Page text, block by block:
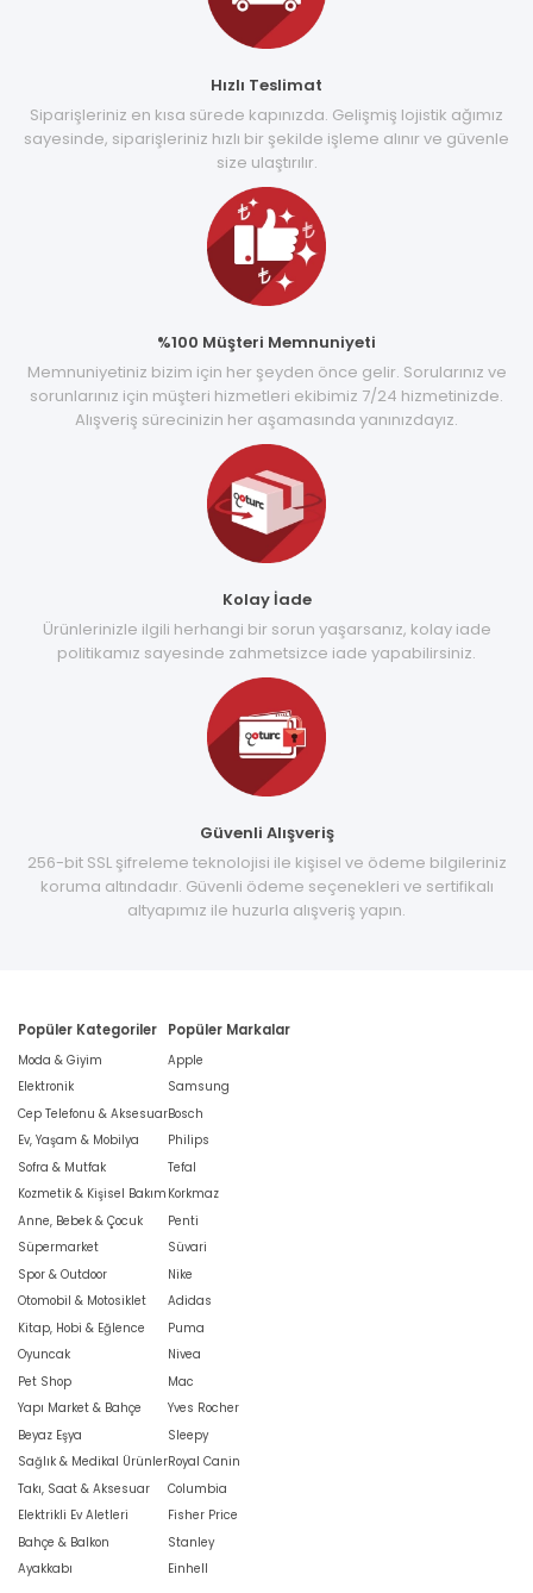
Hızlı Teslimat
Siparişleriniz en kısa sürede kapınızda. Gelişmiş lojistik ağımız
sayesinde, siparişleriniz hızlı bir şekilde işleme alınır ve güvenle
size ulaştırılır.
%100 Müşteri Memnuniyeti
Memnuniyetiniz bizim için her şeyden önce gelir. Sorularınız ve
sorunlarınız için müşteri hizmetleri ekibimiz 7/24 hizmetinizde.
Alışveriş sürecinizin her aşamasında yanınızdayız.
Kolay İade
Ürünlerinizle ilgili herhangi bir sorun yaşarsanız, kolay iade
politikamız sayesinde zahmetsizce iade yapabilirsiniz.
Güvenli Alışveriş
256-bit SSL şifreleme teknolojisi ile kişisel ve ödeme bilgileriniz
koruma altındadır. Güvenli ödeme seçenekleri ve sertifikalı
altyapımız ile huzurla alışveriş yapın.
Popüler Kategoriler
Moda & Giyim
Elektronik
Cep Telefonu & Aksesuar
Ev, Yaşam & Mobilya
Sofra & Mutfak
Kozmetik & Kişisel Bakım
Anne, Bebek & Çocuk
Süpermarket
Spor & Outdoor
Otomobil & Motosiklet
Kitap, Hobi & Eğlence
Oyuncak
Pet Shop
Yapı Market & Bahçe
Beyaz Eşya
Sağlık & Medikal Ürünler
Takı, Saat & Aksesuar
Elektrikli Ev Aletleri
Bahçe & Balkon
Ayakkabı
Popüler Markalar
Apple
Samsung
Bosch
Philips
Tefal
Korkmaz
Penti
Süvari
Nike
Adidas
Puma
Nivea
Mac
Yves Rocher
Sleepy
Royal Canin
Columbia
Fisher Price
Stanley
Einhell